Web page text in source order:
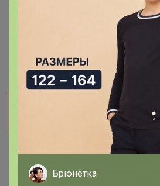
LANCOME TRESOR
480р
Прием заказов на этот лот
приостановлен
мне нравится и мы
только он станет доступен!
регламентом выкупаи соглашаетесь с
Брюнетка